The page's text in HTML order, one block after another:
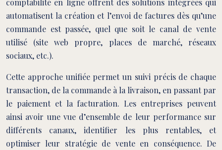
comptabilité en ligne offrent des solutions intégrées qui
automatisent la création et l’envoi de factures dès qu’une
commande est passée, quel que soit le canal de vente
utilisé (site web propre, places de marché, réseaux
sociaux, etc.).
Cette approche unifiée permet un suivi précis de chaque
transaction, de la commande à la livraison, en passant par
le paiement et la facturation. Les entreprises peuvent
ainsi avoir une vue d’ensemble de leur performance sur
différents canaux, identifier les plus rentables, et
optimiser leur stratégie de vente en conséquence. De